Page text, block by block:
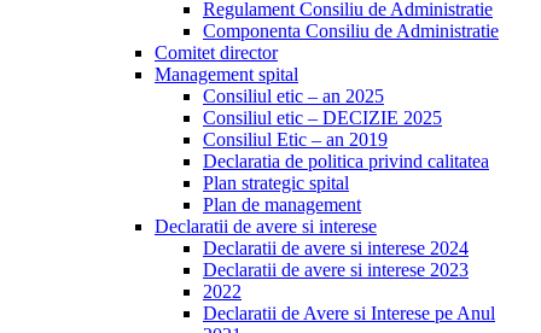
Regulament Consiliu de Administratie
Componenta Consiliu de Administratie
Comitet director
Management spital
Consiliul etic – an 2025
Consiliul etic – DECIZIE 2025
Consiliul Etic – an 2019
Declaratia de politica privind calitatea
Plan strategic spital
Plan de management
Declaratii de avere si interese
Declaratii de avere si interese 2024
Declaratii de avere si interese 2023
2022
Declaratii de Avere si Interese pe Anul